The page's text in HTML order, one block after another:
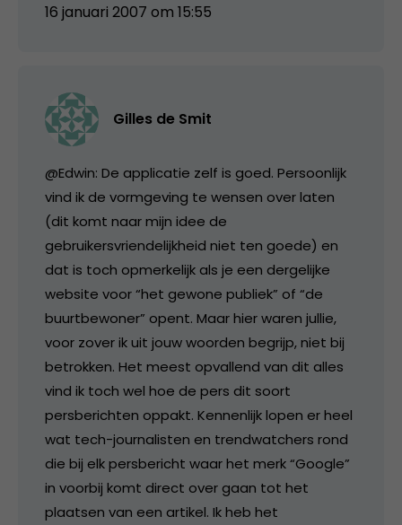
16 januari 2007 om 15:55
Gilles de Smit
@Edwin: De applicatie zelf is goed. Persoonlijk
vind ik de vormgeving te wensen over laten
(dit komt naar mijn idee de
gebruikersvriendelijkheid niet ten goede) en
dat is toch opmerkelijk als je een dergelijke
website voor “het gewone publiek” of “de
buurtbewoner” opent. Maar hier waren jullie,
voor zover ik uit jouw woorden begrijp, niet bij
betrokken. Het meest opvallend van dit alles
vind ik toch wel hoe de pers dit soort
persberichten oppakt. Kennenlijk lopen er heel
wat tech-journalisten en trendwatchers rond
die bij elk persbericht waar het merk “Google”
in voorbij komt direct over gaan tot het
plaatsen van een artikel. Ik heb het